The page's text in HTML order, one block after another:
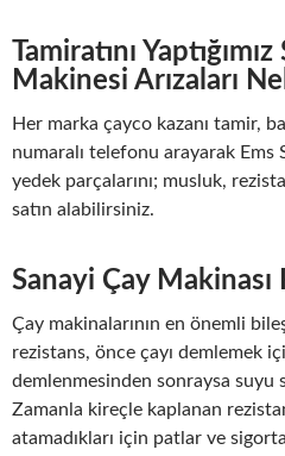
Tamiratını
Makinesi Arızaları
Her marka çayco kazanı tamir,
numaralı telefonu arayarak Ems
yedek parçalarını; musluk,
satın alabilirsiniz.
Sanayi Çay Makinası
Çay makinalarının en önemli
rezistans, önce çayı demlemek
demlenmesinden sonraysa suyu
Zamanla kireçle kaplanan
atamadıkları için patlar ve